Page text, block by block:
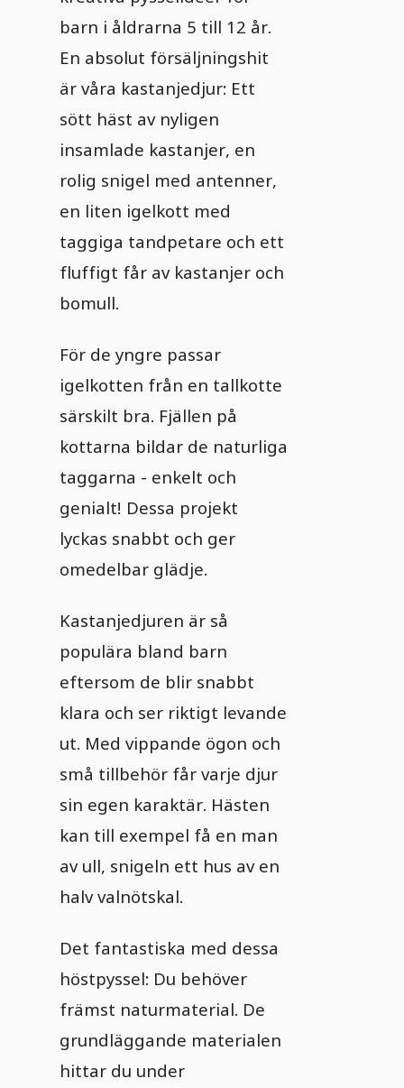
barn i åldrarna 5 till 12 år.
En absolut försäljningshit
är våra kastanjedjur: Ett
sött häst av nyligen
insamlade kastanjer, en
rolig snigel med antenner,
en liten igelkott med
taggiga tandpetare och ett
fluffigt får av kastanjer och
bomull.
För de yngre passar
igelkotten från en tallkotte
särskilt bra. Fjällen på
kottarna bildar de naturliga
taggarna - enkelt och
genialt! Dessa projekt
lyckas snabbt och ger
omedelbar glädje.
Kastanjedjuren är så
populära bland barn
eftersom de blir snabbt
klara och ser riktigt levande
ut. Med vippande ögon och
små tillbehör får varje djur
sin egen karaktär. Hästen
kan till exempel få en man
av ull, snigeln ett hus av en
halv valnötskal.
Det fantastiska med dessa
höstpyssel: Du behöver
främst naturmaterial. De
grundläggande materialen
hittar du under